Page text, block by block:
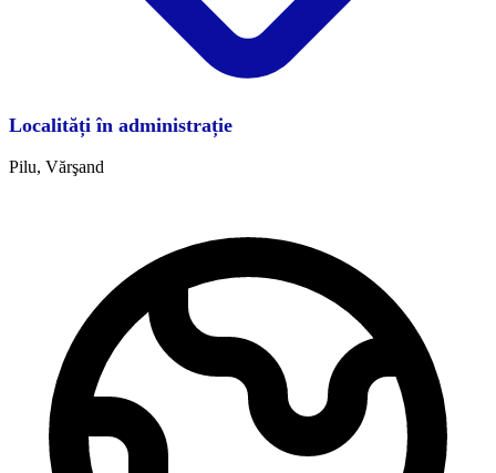
Localități în administrație
Pilu, Vărşand